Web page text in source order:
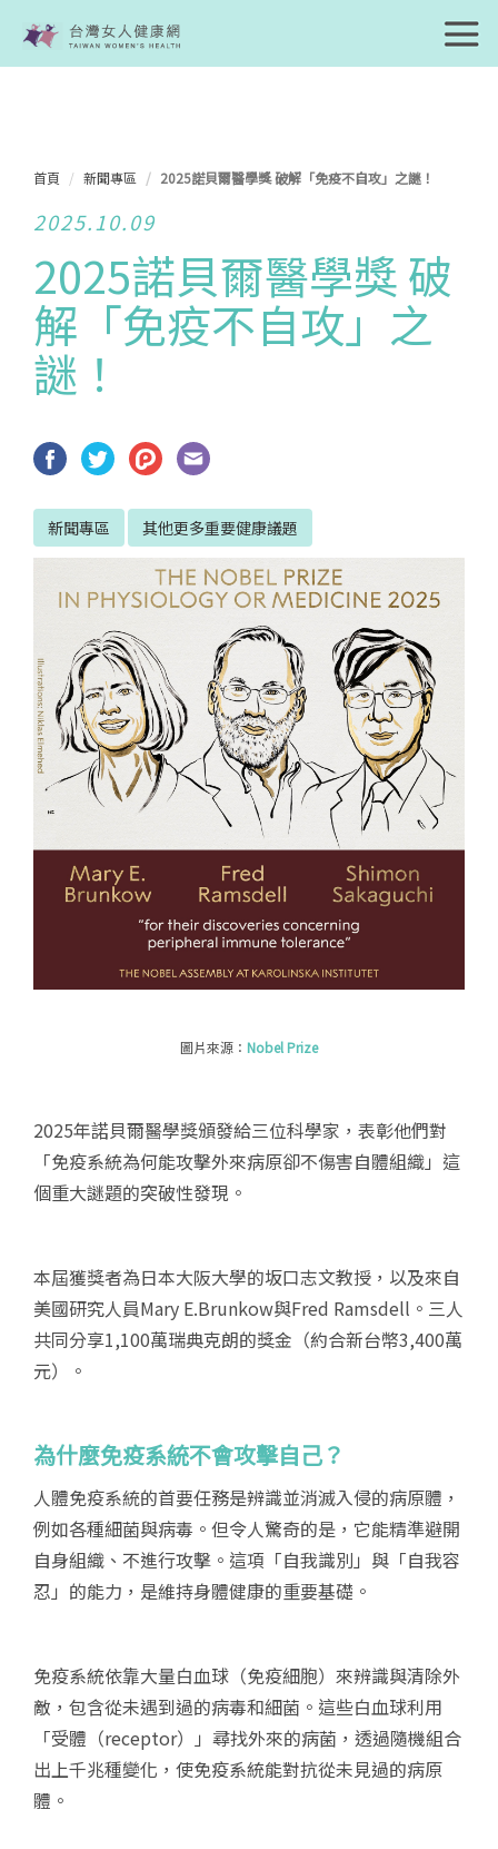
首頁 新聞專區 2025諾貝爾醫學獎 破解「免疫不自攻」之謎！
2025.10.09
2025諾貝爾醫學獎 破
解「免疫不自攻」之
謎！
新聞專區 其他更多重要健康議題
圖片來源： Nobel Prize
2025年諾貝爾醫學獎頒發給三位科學家，表彰他們對
「免疫系統為何能攻擊外來病原卻不傷害自體組織」這
個重大謎題的突破性發現。
本屆獲獎者為日本大阪大學的坂口志文教授，以及來自
美國研究人員Mary E.Brunkow與Fred Ramsdell。三人
共同分享1,100萬瑞典克朗的獎金（約合新台幣3,400萬
元）。
為什麼免疫系統不會攻擊自己？
人體免疫系統的首要任務是辨識並消滅入侵的病原體，
例如各種細菌與病毒。但令人驚奇的是，它能精準避開
自身組織、不進行攻擊。這項「自我識別」與「自我容
忍」的能力，是維持身體健康的重要基礎。
免疫系統依靠大量白血球（免疫細胞）來辨識與清除外
敵，包含從未遇到過的病毒和細菌。這些白血球利用
「受體（receptor）」尋找外來的病菌，透過隨機組合
出上千兆種變化，使免疫系統能對抗從未見過的病原
體。